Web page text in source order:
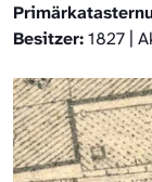
Besitzer:1827 |